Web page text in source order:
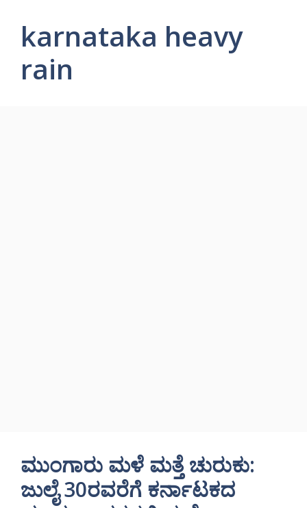
karnataka heavy
rain
ಮುಂಗಾರು ಮಳೆ ಮತ್ತೆ ಚುರುಕು:
ಜುಲೈ 30ರವರೆಗೆ ಕರ್ನಾಟಕದ